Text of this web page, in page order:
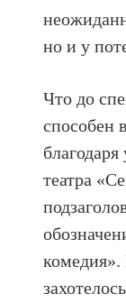
но и у
Что до
способен
театра
комедия».